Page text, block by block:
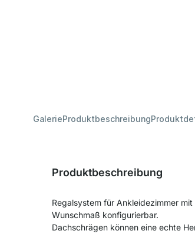
GalerieProduktbeschreibung
Produktbeschreibung
Regalsystem für Ankleidezimmer
Wunschmaß konfigurierbar.
Dachschrägen können eine echte